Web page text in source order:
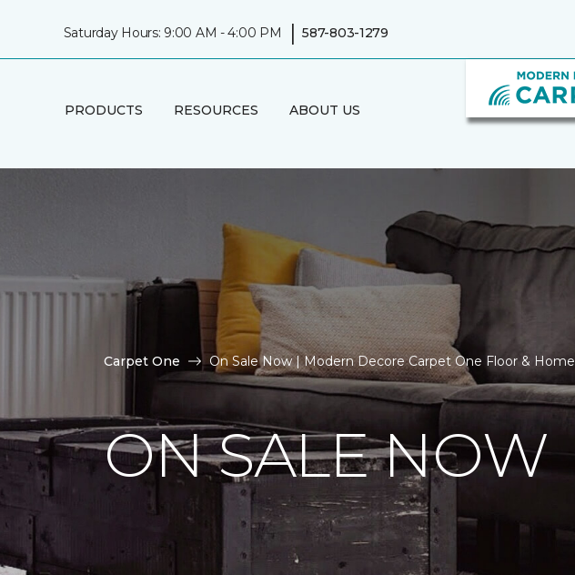
Saturday Hours: 9:00 AM - 4:00 PM | 587-803-1279
PRODUCTS RESOURCES ABOUT US
Carpet One On Sale Now | Modern Decore Carpet One Floor & Home
ON SALE NOW